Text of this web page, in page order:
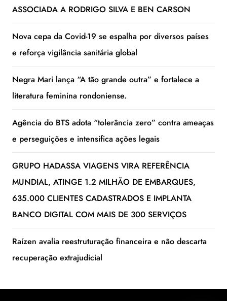
ASSOCIADA A RODRIGO SILVA E BEN CARSON
Nova cepa da Covid-19 se espalha por diversos países
e reforça vigilância sanitária global
Negra Mari lança “A tão grande outra” e fortalece a
literatura feminina rondoniense.
Agência do BTS adota “tolerância zero” contra ameaças
e perseguições e intensifica ações legais
GRUPO HADASSA VIAGENS VIRA REFERÊNCIA
MUNDIAL, ATINGE 1.2 MILHÃO DE EMBARQUES,
635.000 CLIENTES CADASTRADOS E IMPLANTA
BANCO DIGITAL COM MAIS DE 300 SERVIÇOS
Raízen avalia reestruturação financeira e não descarta
recuperação extrajudicial